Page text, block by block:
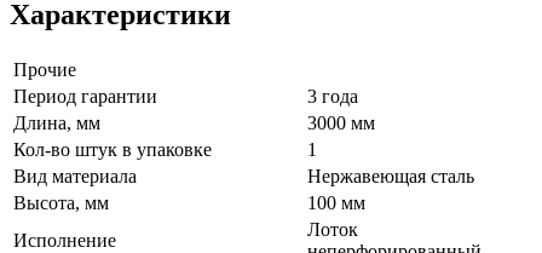
Характеристики
Прочие
Период гарантии
3 года
Длина, мм
3000 мм
Кол-во штук в упаковке
1
Вид материала
Нержавеющая сталь
Высота, мм
100 мм
Исполнение
Лоток